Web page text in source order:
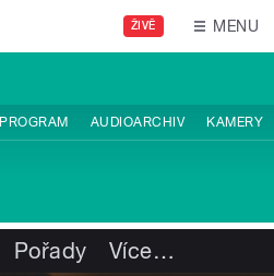
ŽIVĚ MENU
PROGRAM AUDIOARCHIV KAMERY
Pořady Více…